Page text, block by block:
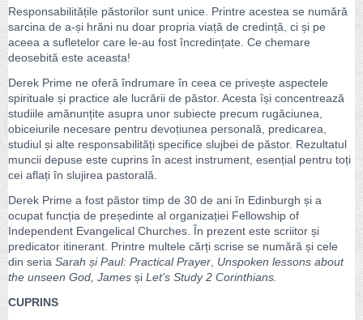
Responsabilitățile păstorilor sunt unice. Printre acestea se numără
sarcina de a-și hrăni nu doar propria viață de credință, ci și pe
aceea a sufletelor care le-au fost încredințate. Ce chemare
deosebită este aceasta!
Derek Prime ne oferă îndrumare în ceea ce privește aspectele
spirituale și practice ale lucrării de păstor. Acesta își concentrează
studiile amănunțite asupra unor subiecte precum rugăciunea,
obiceiurile necesare pentru devoțiunea personală, predicarea,
studiul și alte responsabilități specifice slujbei de păstor. Rezultatul
muncii depuse este cuprins în acest instrument, esențial pentru toți
cei aflați în slujirea pastorală.
Derek Prime a fost păstor timp de 30 de ani în Edinburgh și a
ocupat funcția de președinte al organizației Fellowship of
Independent Evangelical Churches. În prezent este scriitor și
predicator itinerant. Printre multele cărți scrise se numără și cele
din seria Sarah și Paul: Practical Prayer Unspoken lessons about
the unseen God, James și Let’s Study 2 Corinthians.
CUPRINS